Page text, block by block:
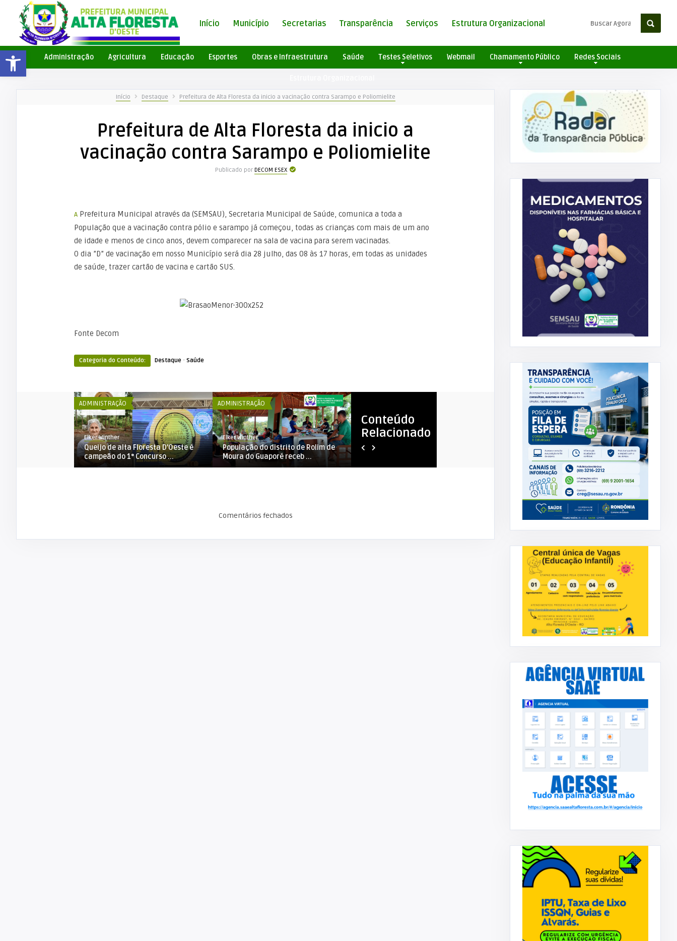
Barra de Ferramentas Aberta
Início Município Secretarias Transparência Serviços Estrutura Organizacional
Administração Agricultura Educação Esportes Obras e Infraestrutura Saúde Testes Seletivos Webmail Chamamento Público Redes Sociais
Início Destaque Prefeitura de Alta Floresta da inicio a vacinação contra Sarampo e Poliomielite
Prefeitura de Alta Floresta da inicio a
vacinação contra Sarampo e Poliomielite
Publicado por DECOM ESEX
A Prefeitura Municipal através da (SEMSAU), Secretaria Municipal de Saúde, comunica a toda a
População que a vacinação contra pólio e sarampo já começou, todas as crianças com mais de um ano
de idade e menos de cinco anos, devem comparecer na sala de vacina para serem vacinadas.
O dia ”D” de vacinação em nosso Município será dia 28 julho, das 08 às 17 horas, em todas as unidades
de saúde, trazer cartão de vacina e cartão SUS.
Fonte Decom
Categoria do Conteúdo: Destaque · Saúde
Conteúdo
Relacionado
ADMINISTRAÇÃO
Elker Winther
Queijo de alta Floresta D’Oeste é
campeão do 1° Concurso ...
ADMINISTRAÇÃO
Elker Winther
População do distrito de Rolim de
Moura do Guaporé receb ...
RAFAEL STRAUB
AUDIÊNCIA PÚBLICA DE AVALIAÇÃO DO
ADMINISTRAÇÃO
Prefeitura Municipal concede
reajuste salarial aos servi ...
Comentários fechados